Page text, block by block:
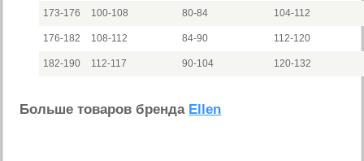
173-176 100-108 80-84 104-112
176-182 108-112 84-90 112-120
182-190 112-117 90-104 120-132
Больше товаров бренда Ellen